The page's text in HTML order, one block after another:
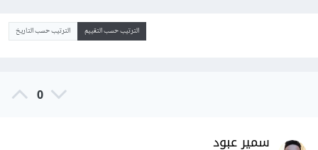
الترتيب حسب التقييم الترتيب حسب التاريخ
0
سمير عبود